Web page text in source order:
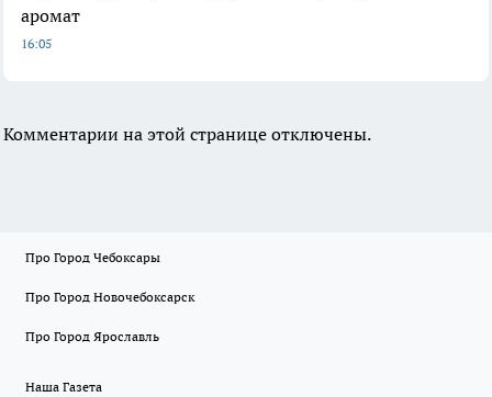
аромат
16:05
Комментарии на этой странице отключены.
Про Город Чебоксары
Про Город Новочебоксарск
Про Город Ярославль
Наша Газета